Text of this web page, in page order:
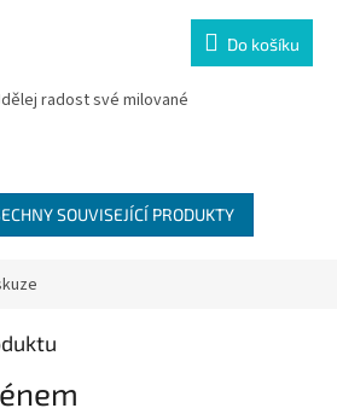
Do košíku
radost své milované
SOUVISEJÍCÍ PRODUKTY